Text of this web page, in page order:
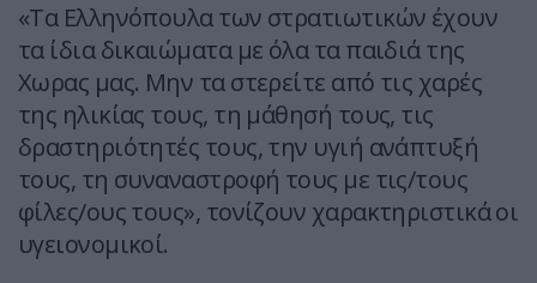
«Τα Ελληνόπουλα των στρατιωτικών έχουν
τα ίδια δικαιώματα με όλα τα παιδιά της
Χωρας μας. Μην τα στερείτε από τις χαρές
της ηλικίας τους, τη μάθησή τους, τις
δραστηριότητές τους, την υγιή ανάπτυξή
τους, τη συναναστροφή τους με τις/τους
φίλες/ους τους», τονίζουν χαρακτηριστικά οι
υγειονομικοί.